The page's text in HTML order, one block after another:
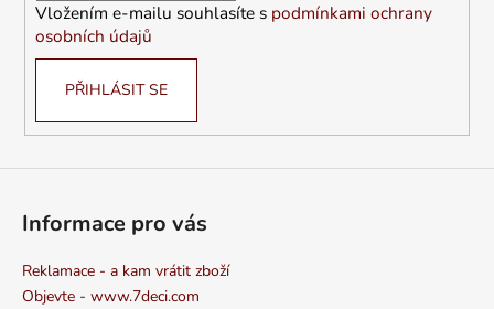
Vložením e-mailu souhlasíte s podmínkami ochrany
osobních údajů
PŘIHLÁSIT SE
Informace pro vás
Reklamace - a kam vrátit zboží
Objevte - www.7deci.com